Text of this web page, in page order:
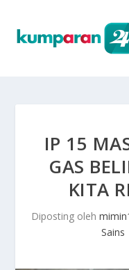
IP 15
GAS
KITA
Diposting oleh
Sains